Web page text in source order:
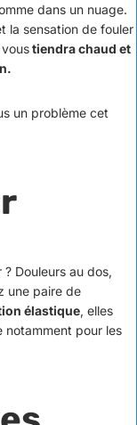
dans un nuage.
la sensation de fouler
tiendra chaud et
un problème cet
Douleurs au dos,
une paire de
élastique, elles
notamment pour les